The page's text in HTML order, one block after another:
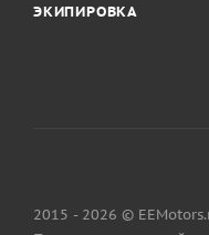
ЭКИПИРОВКА
2015 - 2026 ©